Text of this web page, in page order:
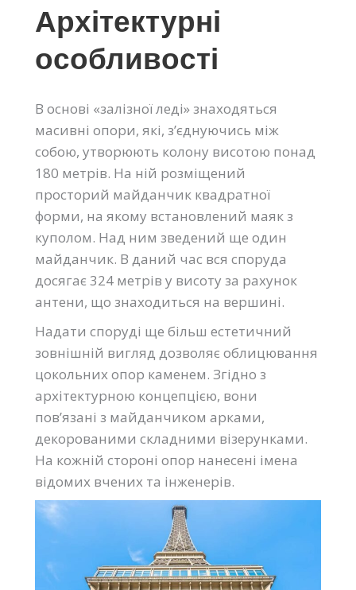
Архітектурні
особливості
В основі «залізної леді» знаходяться
масивні опори, які, з’єднуючись між
собою, утворюють колону висотою понад
180 метрів. На ній розміщений
просторий майданчик квадратної
форми, на якому встановлений маяк з
куполом. Над ним зведений ще один
майданчик. В даний час вся споруда
досягає 324 метрів у висоту за рахунок
антени, що знаходиться на вершині.
Надати споруді ще більш естетичний
зовнішній вигляд дозволяє облицювання
цокольних опор каменем. Згідно з
архітектурною концепцією, вони
пов’язані з майданчиком арками,
декорованими складними візерунками.
На кожній стороні опор нанесені імена
відомих вчених та інженерів.